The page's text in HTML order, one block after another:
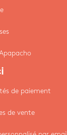
de paiement
de vente